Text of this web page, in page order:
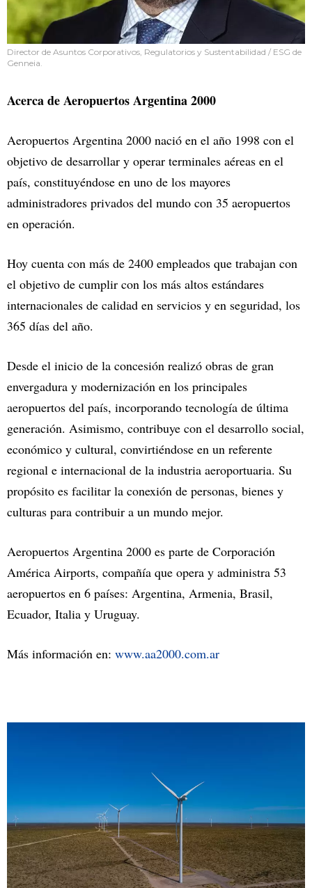
Director de Asuntos Corporativos, Regulatorios y Sustentabilidad / ESG de
Genneia.
Acerca de Aeropuertos Argentina 2000
Aeropuertos Argentina 2000 nació en el año 1998 con el
objetivo de desarrollar y operar terminales aéreas en el
país, constituyéndose en uno de los mayores
administradores privados del mundo con 35 aeropuertos
en operación.
Hoy cuenta con más de 2400 empleados que trabajan con
el objetivo de cumplir con los más altos estándares
internacionales de calidad en servicios y en seguridad, los
365 días del año.
Desde el inicio de la concesión realizó obras de gran
envergadura y modernización en los principales
aeropuertos del país, incorporando tecnología de última
generación. Asimismo, contribuye con el desarrollo social,
económico y cultural, convirtiéndose en un referente
regional e internacional de la industria aeroportuaria. Su
propósito es facilitar la conexión de personas, bienes y
culturas para contribuir a un mundo mejor.
Aeropuertos Argentina 2000 es parte de Corporación
América Airports, compañía que opera y administra 53
aeropuertos en 6 países: Argentina, Armenia, Brasil,
Ecuador, Italia y Uruguay.
Más información en: www.aa2000.com.ar